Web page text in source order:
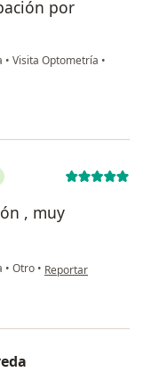
por
• Visita Optometría •
, muy
• Otro • en opinión del
Reportar